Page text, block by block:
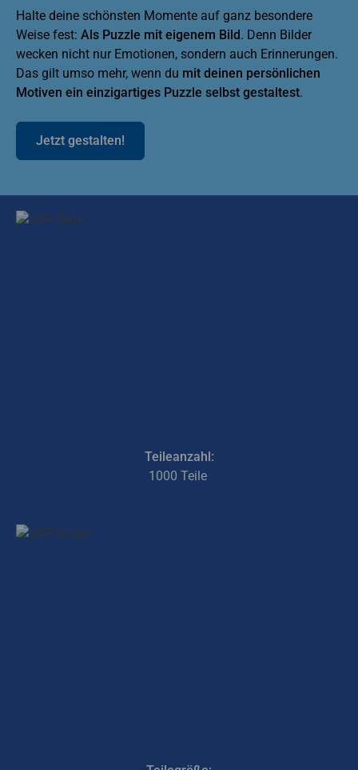
Halte deine schönsten Momente auf ganz besondere
Weise fest: Als Puzzle mit eigenem Bild. Denn Bilder
wecken nicht nur Emotionen, sondern auch Erinnerungen.
Das gilt umso mehr, wenn du mit deinen persönlichen
Motiven ein einzigartiges Puzzle selbst gestaltest.
Jetzt gestalten!
Teileanzahl:
1000 Teile